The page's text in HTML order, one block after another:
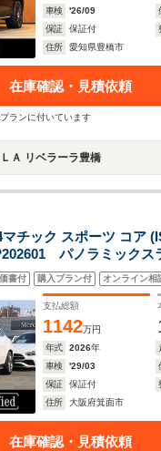
車検
'26/09
保証
保証付
住所
愛知県豊橋市
在庫確認・見積依頼
ランに付いています
Ａ リベラーラ豊橋
チック スポーツ コア
パノラミックス
ラウンドサウンドシ
度カメラシステム 温
ベンチレーター フット
書付 購入プラン付 オンライン相
支払総額
1142万円
年式
2026年
車検
'29/03
保証
保証付
住所
大阪府箕面市
在庫確認・見積依頼